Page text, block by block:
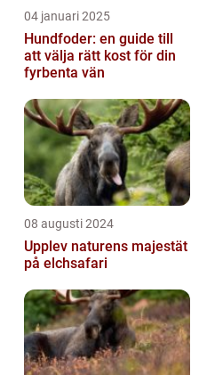
04 januari 2025
Hundfoder: en guide till
att välja rätt kost för din
fyrbenta vän
08 augusti 2024
Upplev naturens majestät
på elchsafari